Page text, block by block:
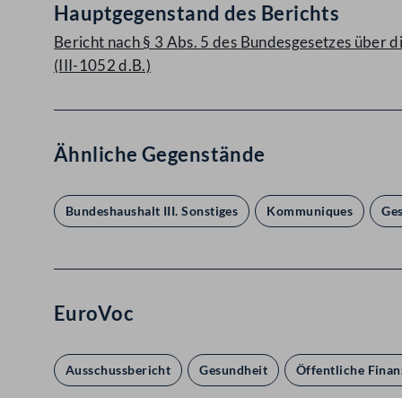
Hauptgegenstand des Berichts
Bericht nach § 3 Abs. 5 des Bundesgesetzes
(III-1052 d.B.)
Ähnliche Gegenstände
Bundeshaushalt III. Sonstiges Kommuniques
EuroVoc
Ausschussbericht Gesundheit Öffentliche